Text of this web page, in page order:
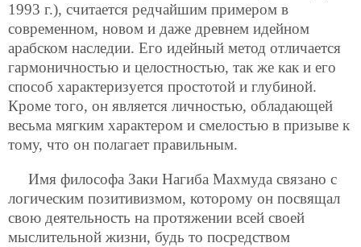
1993 г.), считается редчайшим примером в
современном, новом и даже древнем идейном
арабском наследии. Его идейный метод отличается
гармоничностью и целостностью, так же как и его
способ характеризуется простотой и глубиной.
Кроме того, он является личностью, обладающей
весьма мягким характером и смелостью в призыве к
тому, что он полагает правильным.
Имя философа Заки Нагиба Махмуда связано с
логическим позитивизмом, которому он посвящал
свою деятельность на протяжении всей своей
мыслительной жизни, будь то посредством